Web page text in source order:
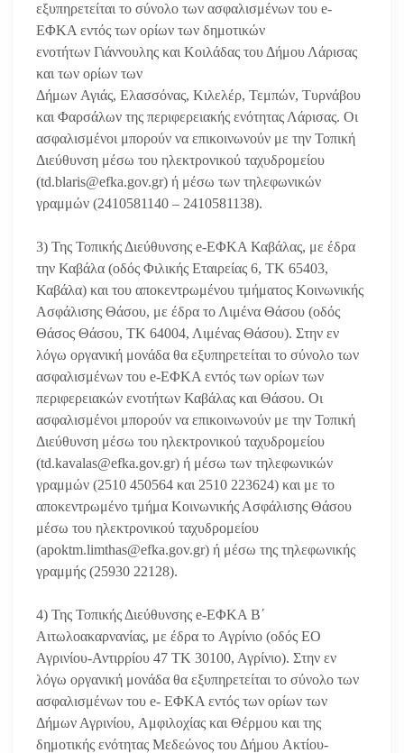
εξυπηρετείται το σύνολο των ασφαλισμένων του e-
ΕΦΚΑ εντός των ορίων των δημοτικών
ενοτήτων Γιάννουλης και Κοιλάδας του Δήμου Λάρισας
και των ορίων των
Δήμων Αγιάς, Ελασσόνας, Κιλελέρ, Τεμπών, Τυρνάβου
και Φαρσάλων της περιφερειακής ενότητας Λάρισας. Οι
ασφαλισμένοι μπορούν να επικοινωνούν με την Τοπική
Διεύθυνση μέσω του ηλεκτρονικού ταχυδρομείου
(td.blaris@efka.gov.gr) ή μέσω των τηλεφωνικών
γραμμών (2410581140 – 2410581138).
3) Της Τοπικής Διεύθυνσης e-ΕΦΚΑ Καβάλας, με έδρα
την Καβάλα (οδός Φιλικής Εταιρείας 6, ΤΚ 65403,
Καβάλα) και του αποκεντρωμένου τμήματος Κοινωνικής
Ασφάλισης Θάσου, με έδρα το Λιμένα Θάσου (οδός
Θάσος Θάσου, ΤΚ 64004, Λιμένας Θάσου). Στην εν
λόγω οργανική μονάδα θα εξυπηρετείται το σύνολο των
ασφαλισμένων του e-ΕΦΚΑ εντός των ορίων των
περιφερειακών ενοτήτων Καβάλας και Θάσου. Οι
ασφαλισμένοι μπορούν να επικοινωνούν με την Τοπική
Διεύθυνση μέσω του ηλεκτρονικού ταχυδρομείου
(td.kavalas@efka.gov.gr) ή μέσω των τηλεφωνικών
γραμμών (2510 450564 και 2510 223624) και με το
αποκεντρωμένο τμήμα Κοινωνικής Ασφάλισης Θάσου
μέσω του ηλεκτρονικού ταχυδρομείου
(apoktm.limthas@efka.gov.gr) ή μέσω της τηλεφωνικής
γραμμής (25930 22128).
4) Της Τοπικής Διεύθυνσης e-ΕΦΚΑ Β΄
Αιτωλοακαρνανίας, με έδρα το Αγρίνιο (οδός ΕΟ
Αγρινίου-Αντιρρίου 47 ΤΚ 30100, Αγρίνιο). Στην εν
λόγω οργανική μονάδα θα εξυπηρετείται το σύνολο των
ασφαλισμένων του e- ΕΦΚΑ εντός των ορίων των
Δήμων Αγρινίου, Αμφιλοχίας και Θέρμου και της
δημοτικής ενότητας Μεδεώνος του Δήμου Ακτίου-